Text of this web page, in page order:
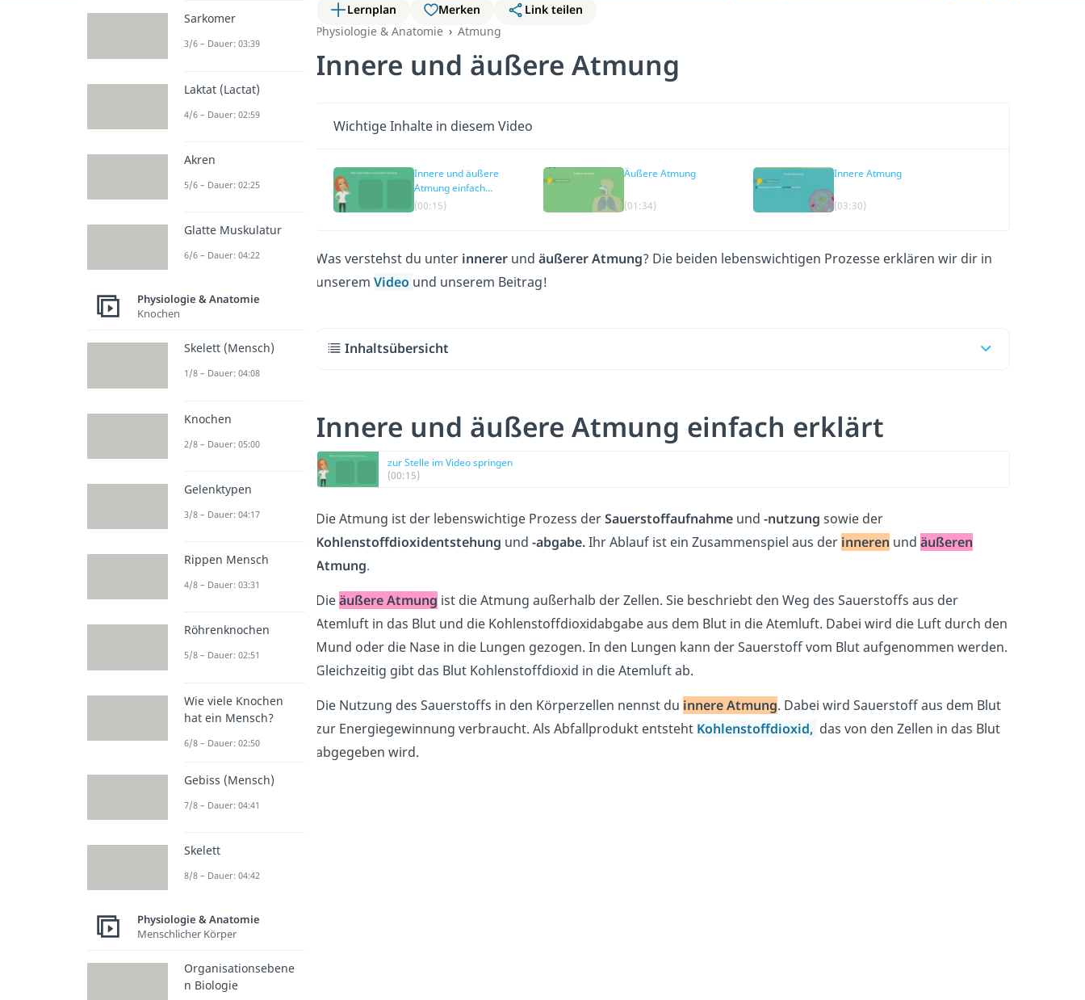
Lernplan Merken
Link teilen
Physiologie & Anatomie
Atmung
Innere und äußere Atmung
Wichtige Inhalte in diesem Video
Innere und äußere
Atmung einfach
erklärt
(00:15)
Äußere Atmung
(01:34)
Innere Atmung
(03:30)
Was verstehst du unter innerer und äußerer Atmung? Die beiden lebenswichtigen Prozesse erklären wir dir in
unserem Video und unserem Beitrag!
Inhaltsübersicht
Innere und äußere Atmung einfach erklärt
zur Stelle im Video springen
(00:15)
Die Atmung ist der lebenswichtige Prozess derSauerstoffaufnahme und -nutzung sowie der
Kohlenstoffdioxidentstehung und -abgabe.Ihr Ablauf ist ein Zusammenspiel aus der inneren und äußeren
Atmung.
Dieäußere Atmung ist die Atmung außerhalb der Zellen. Sie beschriebt den Weg des Sauerstoffs aus der
Atemluft in das Blut und die Kohlenstoffdioxidabgabe aus dem Blut in die Atemluft. Dabei wird die Luft durch den
Mund oder die Nase in die Lungen gezogen. In den Lungen kann der Sauerstoff vom Blut aufgenommen werden.
Gleichzeitig gibt das Blut Kohlenstoffdioxid in die Atemluft ab.
Die Nutzung des Sauerstoffs in den Körperzellen nennst du innere Atmung. Dabei wird Sauerstoff aus dem Blut
zur Energiegewinnung verbraucht. Als Abfallprodukt entsteht Kohlenstoffdioxid, das von den Zellen in das Blut
abgegeben wird.
Sarkomer
3/6 – Dauer: 03:39
Laktat (Lactat)
4/6 – Dauer: 02:59
Akren
5/6 – Dauer: 02:25
Glatte Muskulatur
6/6 – Dauer: 04:22
Physiologie & Anatomie
Knochen
Skelett (Mensch)
1/8 – Dauer: 04:08
Knochen
2/8 – Dauer: 05:00
Gelenktypen
3/8 – Dauer: 04:17
Rippen Mensch
4/8 – Dauer: 03:31
Röhrenknochen
5/8 – Dauer: 02:51
Wie viele Knochen
hat ein Mensch?
6/8 – Dauer: 02:50
Gebiss (Mensch)
7/8 – Dauer: 04:41
Skelett
8/8 – Dauer: 04:42
Physiologie & Anatomie
Menschlicher Körper
Organisationsebene
n Biologie